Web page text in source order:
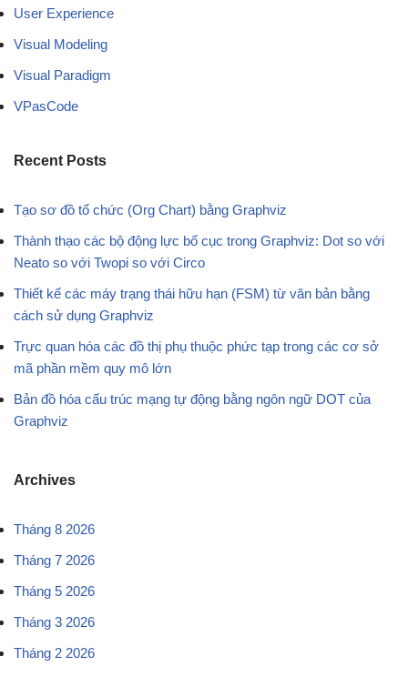
User Experience
Visual Modeling
Visual Paradigm
VPasCode
Recent Posts
Tạo sơ đồ tổ chức (Org Chart) bằng Graphviz
Thành thạo các bộ động lực bố cục trong Graphviz: Dot so với
Neato so với Twopi so với Circo
Thiết kế các máy trạng thái hữu hạn (FSM) từ văn bản bằng
cách sử dụng Graphviz
Trực quan hóa các đồ thị phụ thuộc phức tạp trong các cơ sở
mã phần mềm quy mô lớn
Bản đồ hóa cấu trúc mạng tự động bằng ngôn ngữ DOT của
Graphviz
Archives
Tháng 8 2026
Tháng 7 2026
Tháng 5 2026
Tháng 3 2026
Tháng 2 2026